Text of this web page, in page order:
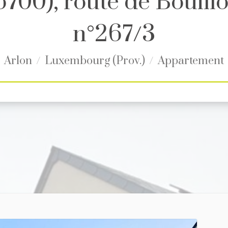
n°267/3
Arlon Luxembourg (Prov.) Appartement